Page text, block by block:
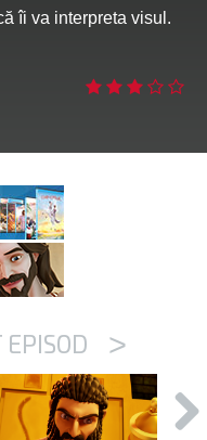
îi va interpreta visul.
>